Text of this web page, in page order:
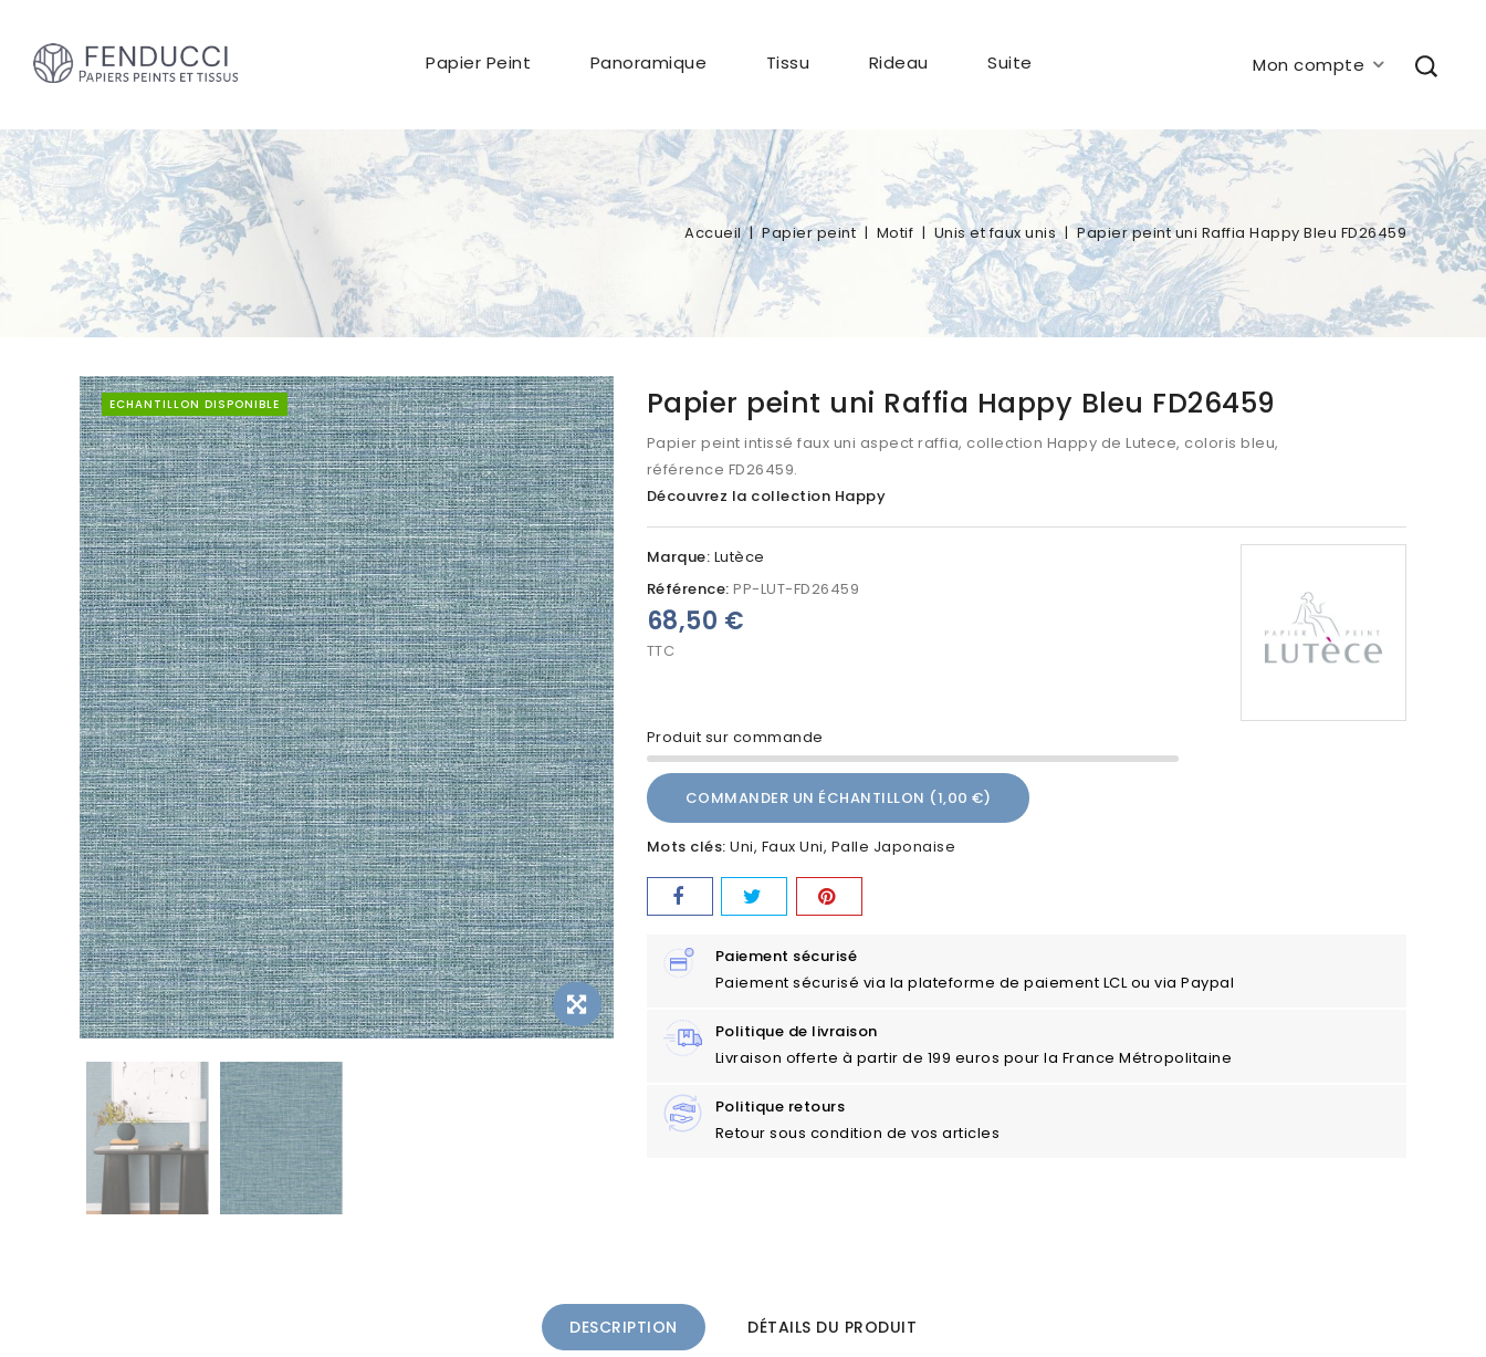
Mon compte
Papier Peint Panoramique Tissu Rideau Suite
Accueil Papier peint Motif Unis et faux unis Papier peint uni Raffia Happy Bleu FD26459
ECHANTILLON DISPONIBLE Papier peint uni Raffia Happy Bleu FD26459
Papier peint intissé faux uni aspect raffia, collection Happy de Lutece, coloris bleu,
référence FD26459.
Découvrez la collection Happy
Marque: Lutèce
Référence: PP-LUT-FD26459
Produit sur commande
68,50 €
TTC
COMMANDER UN ÉCHANTILLON (1,00 €)
Mots clés: Uni Faux Uni Palle Japonaise
Paiement sécurisé
Paiement sécurisé via la plateforme de paiement LCL ou via Paypal
Politique de livraison
Livraison offerte à partir de 199 euros pour la France Métropolitaine
Politique retours
Retour sous condition de vos articles
DESCRIPTION DÉTAILS DU PRODUIT